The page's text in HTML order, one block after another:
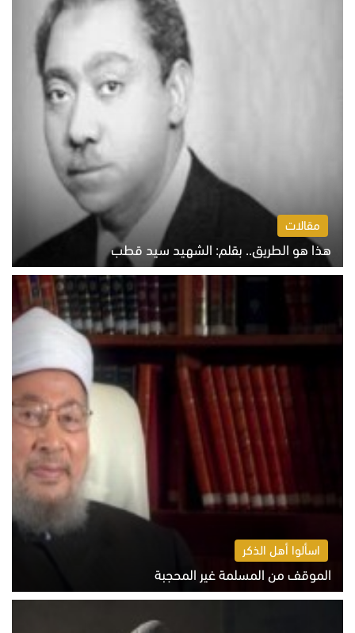
مقالات
هذا هو الطريق.. بقلم: الشهيد سيد قطب
الخميس 6 أغسطس 2026 10:52 ص
اسألوا أهل الذكر
الموقف من المسلمة غير المحجبة
الخميس 6 أغسطس 2026 10:45 ص